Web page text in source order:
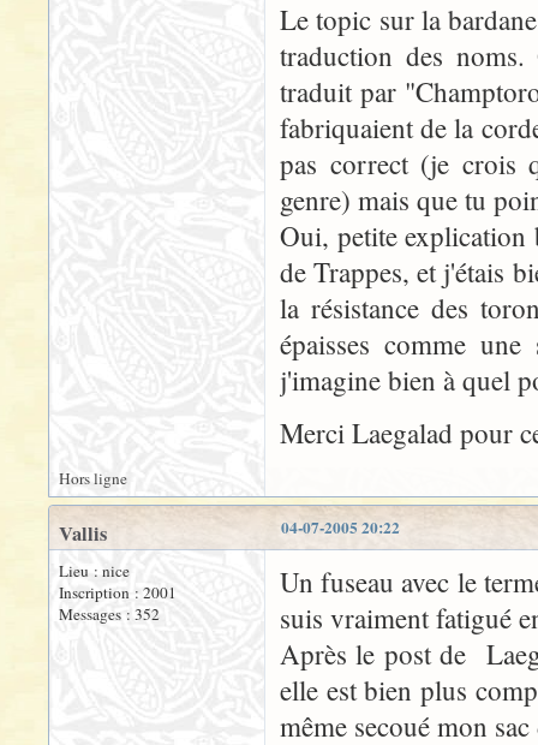
Le topic sur la
traduction des
traduit par
fabriquaient de la
pas correct (je crois
genre) mais que tu
Oui, petite
de Trappes, et j'étais
la résistance des
épaisses comme
j'imagine bien à quel
Merci Laegalad pour
Hors ligne
04-07-2005 20:22
Vallis
Lieu : nice
Inscription : 2001
Messages : 352
Un fuseau avec le
suis vraiment fatigué
Après le post de
elle est bien plus
même secoué mon